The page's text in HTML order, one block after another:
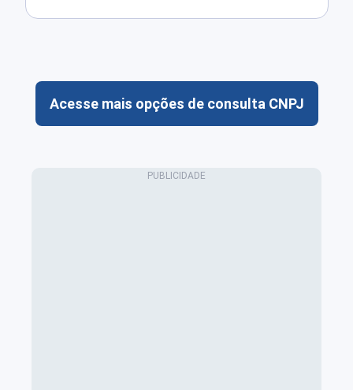
Acesse mais opções de consulta CNPJ